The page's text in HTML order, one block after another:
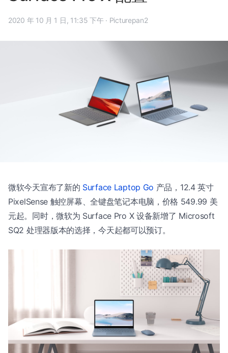
2020 年 10 月 1 日, 11:35 下午 · Picturepan2
微软今天宣布了新的 Surface Laptop Go 产品，12.4 英寸
PixelSense 触控屏幕、全键盘笔记本电脑，价格 549.99 美
元起。同时，微软为 Surface Pro X 设备新增了 Microsoft
SQ2 处理器版本的选择，今天起都可以预订。